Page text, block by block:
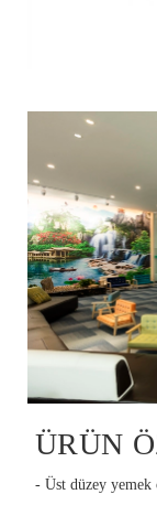
ÜRÜN
- Üst düzey yemek